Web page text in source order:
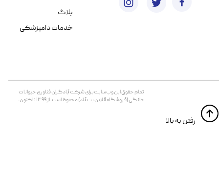
تمام حقوق اين وب‌سايت برای شرکت آبادگران فناوری حیوانات
خانگی (فروشگاه آنلاین پت آباد) محفوظ است. از ۱۳۹۹ تا کنون.
​​رفتن به بالا
بلاگ
خدمات دامپزشکی